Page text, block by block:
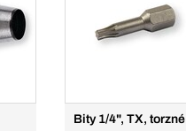
Bity 1/4", TX, torzné